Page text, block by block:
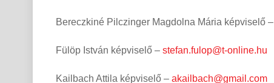
Bereczkiné Pilczinger Magdolna Mária képviselő –
Fülöp István képviselő – stefan.fulop@t-online.hu
Kailbach Attila képviselő – akailbach@gmail.com